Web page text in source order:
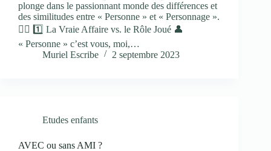
plonge dans le passionnant monde des différences et
des similitudes entre « Personne » et « Personnage ».
🕵️‍♀️ 1️⃣ La Vraie Affaire vs. le Rôle Joué 👤
« Personne » c’est vous, moi,…
Muriel Escribe
2 septembre 2023
Etudes enfants
AVEC ou sans AMI ?